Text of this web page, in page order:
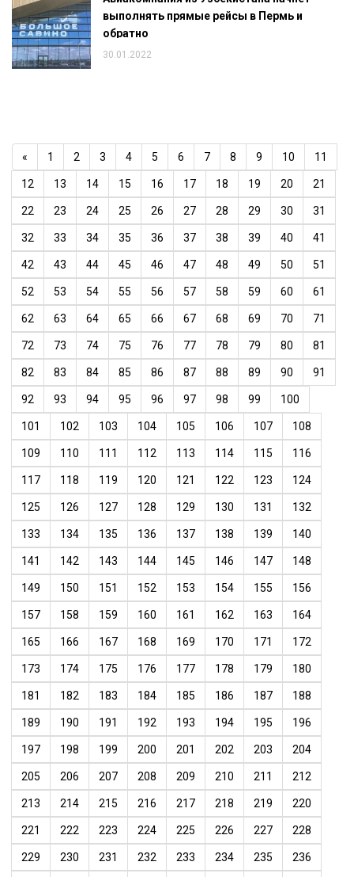
выполнять прямые рейсы в Пермь и
обратно
30.01.2022
« 1 2 3 4 5 6 7 8 9 10 11
12 13 14 15 16 17 18 19 20 21
22 23 24 25 26 27 28 29 30 31
32 33 34 35 36 37 38 39 40 41
42 43 44 45 46 47 48 49 50 51
52 53 54 55 56 57 58 59 60 61
62 63 64 65 66 67 68 69 70 71
72 73 74 75 76 77 78 79 80 81
82 83 84 85 86 87 88 89 90 91
92 93 94 95 96 97 98 99 100
101 102 103 104 105 106 107 108
109 110 111 112 113 114 115 116
117 118 119 120 121 122 123 124
125 126 127 128 129 130 131 132
133 134 135 136 137 138 139 140
141 142 143 144 145 146 147 148
149 150 151 152 153 154 155 156
157 158 159 160 161 162 163 164
165 166 167 168 169 170 171 172
173 174 175 176 177 178 179 180
181 182 183 184 185 186 187 188
189 190 191 192 193 194 195 196
197 198 199 200 201 202 203 204
205 206 207 208 209 210 211 212
213 214 215 216 217 218 219 220
221 222 223 224 225 226 227 228
229 230 231 232 233 234 235 236